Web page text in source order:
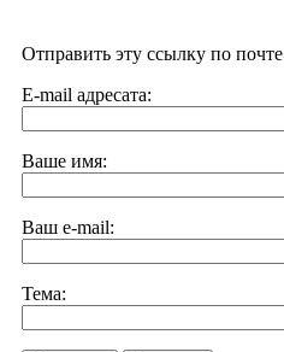
Отправить эту ссылку по почте
E-mail адресата:
Ваше имя:
Ваш e-mail:
Тема: